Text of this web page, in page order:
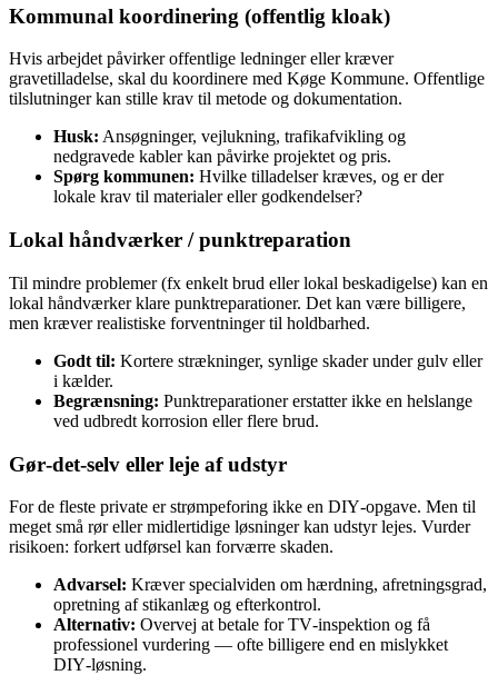
Kommunal koordinering (offentlig kloak)
Hvis arbejdet påvirker offentlige ledninger eller kræver
gravetilladelse, skal du koordinere med Køge Kommune. Offentlige
tilslutninger kan stille krav til metode og dokumentation.
Husk: Ansøgninger, vejlukning, trafikafvikling og
nedgravede kabler kan påvirke projektet og pris.
Spørg kommunen: Hvilke tilladelser kræves, og er der
lokale krav til materialer eller godkendelser?
Lokal håndværker / punktreparation
Til mindre problemer (fx enkelt brud eller lokal beskadigelse) kan en
lokal håndværker klare punktreparationer. Det kan være billigere,
men kræver realistiske forventninger til holdbarhed.
Godt til: Kortere strækninger, synlige skader under gulv eller
i kælder.
Begrænsning: Punktreparationer erstatter ikke en helslange
ved udbredt korrosion eller flere brud.
Gør‑det‑selv eller leje af udstyr
For de fleste private er strømpeforing ikke en DIY‑opgave. Men til
meget små rør eller midlertidige løsninger kan udstyr lejes. Vurder
risikoen: forkert udførsel kan forværre skaden.
Advarsel: Kræver specialviden om hærdning, afretningsgrad,
opretning af stikanlæg og efterkontrol.
Alternativ: Overvej at betale for TV‑inspektion og få
professionel vurdering — ofte billigere end en mislykket
DIY‑løsning.